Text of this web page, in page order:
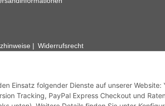
Einsatz folgender Dienste auf unserer Website:
Tracking, PayPal Express Checkout und
Widerrufsrecht
Abbildungen der Artikel können